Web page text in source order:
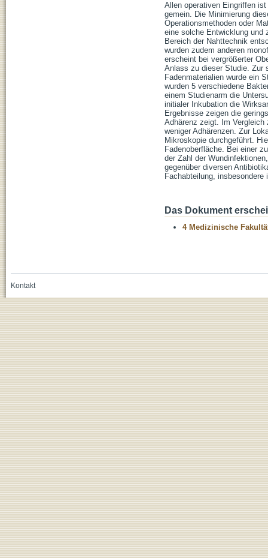
Allen operativen Eingriffen
gemein. Die Minimierung
Operationsmethoden oder
eine solche Entwicklung und
Bereich der Nahttechnik
wurden zudem anderen
erscheint bei vergrößerter
Anlass zu dieser Studie. Zur
Fadenmaterialien wurde ein
wurden 5 verschiedene
einem Studienarm die
initialer Inkubation die
Ergebnisse zeigen die
Adhärenz zeigt. Im Vergleich
weniger Adhärenzen. Zur
Mikroskopie durchgeführt.
Fadenoberfläche. Bei einer
der Zahl der
gegenüber diversen
Fachabteilung,
Das Dokument
4 Medizinische
Kontakt